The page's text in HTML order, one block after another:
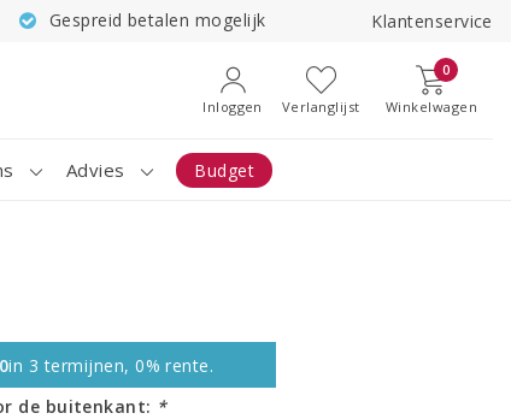
Gespreid betalen mogelijk Klantenservice
Inloggen Verlanglijst
0
Winkelwagen
Advies Budget
in 3 termijnen, 0% rente.
de buitenkant: *